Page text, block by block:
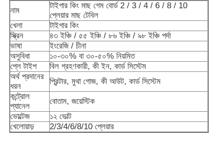
বাড়ি
পণ্য
নাম
টাইগার কিং মাছ গেম বোর্ড 2 / 3 / 4 / 6 / 8 / 10
প্লেয়ার মাছ টেবিল
খেলা
টাইগার কিং
স্ক্রিন
৪৩ ইঞ্চি / ৫৫ ইঞ্চি / ৮৬ ইঞ্চি / ৯৮ ইঞ্চি পর্দা
ভাষা
ইংরেজি / চীনা
অসুবিধা
১০-৩০% বা ৩০-৫০% নিয়মিত
প্লে টাইপ
বিল গ্রহণকারী, কী ইন, কার্ড সিস্টেম
অর্থ প্রদানের
ধরন
প্রিন্টার, মুথা গোজ, কী আউট, কার্ড সিস্টেম
কন্ট্রোল
প্যানেল
বোতাম, জয়েস্টিক
ভোল্টেজ
১২ ভোল্ট
খেলোয়াড়
2/3/4/6/8/10 প্লেয়ার